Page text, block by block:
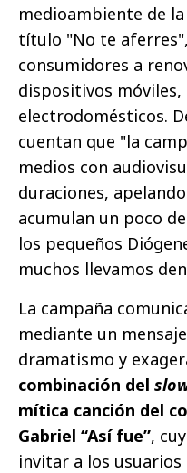
medioambiente de
título "No te
consumidores a
dispositivos móviles,
electrodomésticos.
cuentan que "la
medios con
duraciones,
acumulan un poco
los pequeños
muchos llevamos
La campaña
mediante un
dramatismo y
combinación del
mítica canción del
Gabriel “Así fue”,
invitar a los usuarios